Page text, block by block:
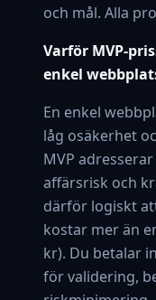
och mål. Alla
Varför MVP-
enkel
En enkel
låg osäkerhet
MVP
affärsrisk och
därför logiskt
kostar mer än
kr). Du betalar
för validering,